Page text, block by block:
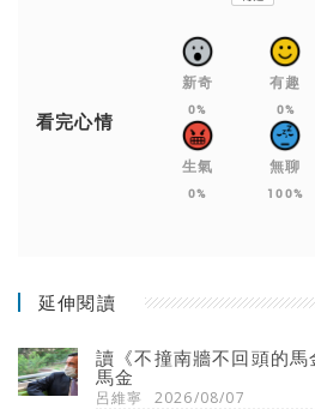
看完心情
新奇
0%
有趣
0%
生氣
0%
無聊
100%
延伸閱讀
讀《不撞南牆不回頭的
馬金
呂維寧 2026/08/07